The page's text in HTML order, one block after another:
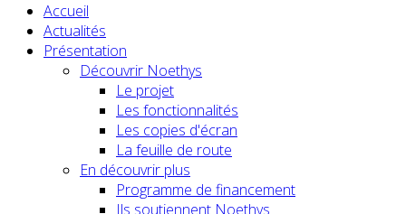
Accueil
Actualités
Présentation
Découvrir Noethys
Le projet
Les fonctionnalités
Les copies d'écran
La feuille de route
En découvrir plus
Programme de financement
Ils soutiennent Noethys